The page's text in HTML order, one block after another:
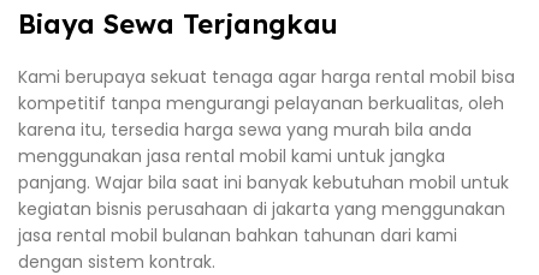
Biaya Sewa Terjangkau
Kami berupaya sekuat tenaga agar harga rental mobil bisa
kompetitif tanpa mengurangi pelayanan berkualitas, oleh
karena itu, tersedia harga sewa yang murah bila anda
menggunakan jasa rental mobil kami untuk jangka
panjang. Wajar bila saat ini banyak kebutuhan mobil untuk
kegiatan bisnis perusahaan di jakarta yang menggunakan
jasa rental mobil bulanan bahkan tahunan dari kami
dengan sistem kontrak.